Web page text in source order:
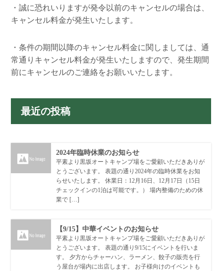
・誠に恐れいりますが発令以前のキャンセルの場合は、
キャンセル料金が発生いたします。
・条件の期間以降のキャンセル料金に関しましては、通
常通りキャンセル料金が発生いたしますので、発生期間
前にキャンセルのご連絡をお願いいたします。
最近の投稿
2024年臨時休業のお知らせ
平素より黒坂オートキャンプ場をご愛顧いただきありが
とうございます。 表題の通り2024年の臨時休業をお知
らせいたします。 休業日：12月16日、12月17日（15日
チェックインの1泊は可能です。） 場内整備のための休
業で […]
【9/15】中華イベントのお知らせ
平素より黒坂オートキャンプ場をご愛顧いただきありが
とうございます。 表題の通り9/15にイベントを行いま
す。 夕方からチャーハン、ラーメン、餃子の販売を行
う屋台が場内に出店します。 お子様向けのイベントも